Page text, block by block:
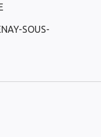
SOUS-